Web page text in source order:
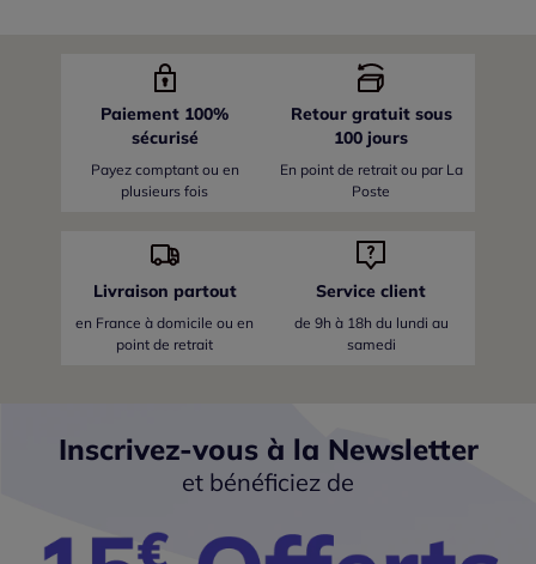
Paiement 100%
sécurisé
Payez comptant ou en
plusieurs fois
Retour gratuit sous
100 jours
En point de retrait ou par La
Poste
Livraison partout
en France à domicile ou en
point de retrait
Service client
de 9h à 18h du lundi au
samedi
Inscrivez-vous à la Newsletter
et bénéficiez de